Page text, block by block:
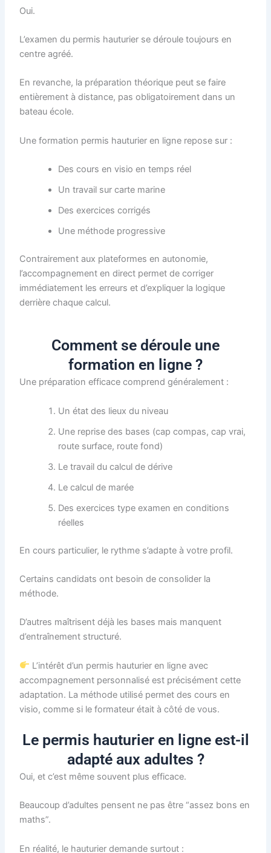
Oui.
L’examen du permis hauturier se déroule toujours en
centre agréé.
En revanche, la préparation théorique peut se faire
entièrement à distance, pas obligatoirement dans un
bateau école.
Une formation permis hauturier en ligne repose sur :
Des cours en visio en temps réel
Un travail sur carte marine
Des exercices corrigés
Une méthode progressive
Contrairement aux plateformes en autonomie,
l’accompagnement en direct permet de corriger
immédiatement les erreurs et d’expliquer la logique
derrière chaque calcul.
Comment se déroule une
formation en ligne ?
Une préparation efficace comprend généralement :
Un état des lieux du niveau
Une reprise des bases (cap compas, cap vrai,
route surface, route fond)
Le travail du calcul de dérive
Le calcul de marée
Des exercices type examen en conditions
réelles
En cours particulier, le rythme s’adapte à votre profil.
Certains candidats ont besoin de consolider la
méthode.
D’autres maîtrisent déjà les bases mais manquent
d’entraînement structuré.
L’intérêt d’un permis hauturier en ligne avec
accompagnement personnalisé est précisément cette
adaptation. La méthode utilisé permet des cours en
visio, comme si le formateur était à côté de vous.
Le permis hauturier en ligne est-il
adapté aux adultes ?
Oui, et c’est même souvent plus efficace.
Beaucoup d’adultes pensent ne pas être “assez bons en
maths”.
En réalité, le hauturier demande surtout :